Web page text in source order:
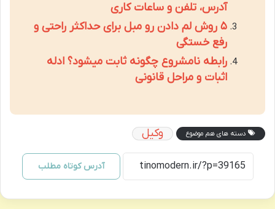
آدرس، تلفن و ساعات کاری
۵ روش لم دادن رو مبل برای حداکثر راحتی و
رفع خستگی
رابطه نامشروع چگونه ثابت میشود؟ ادله
اثبات و مراحل قانونی
دسته های هم موضوع وکیل
آدرس کوتاه مطلب